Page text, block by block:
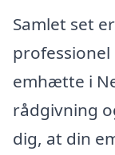
Samlet set
emhætte i
rådgivning
dig, at din